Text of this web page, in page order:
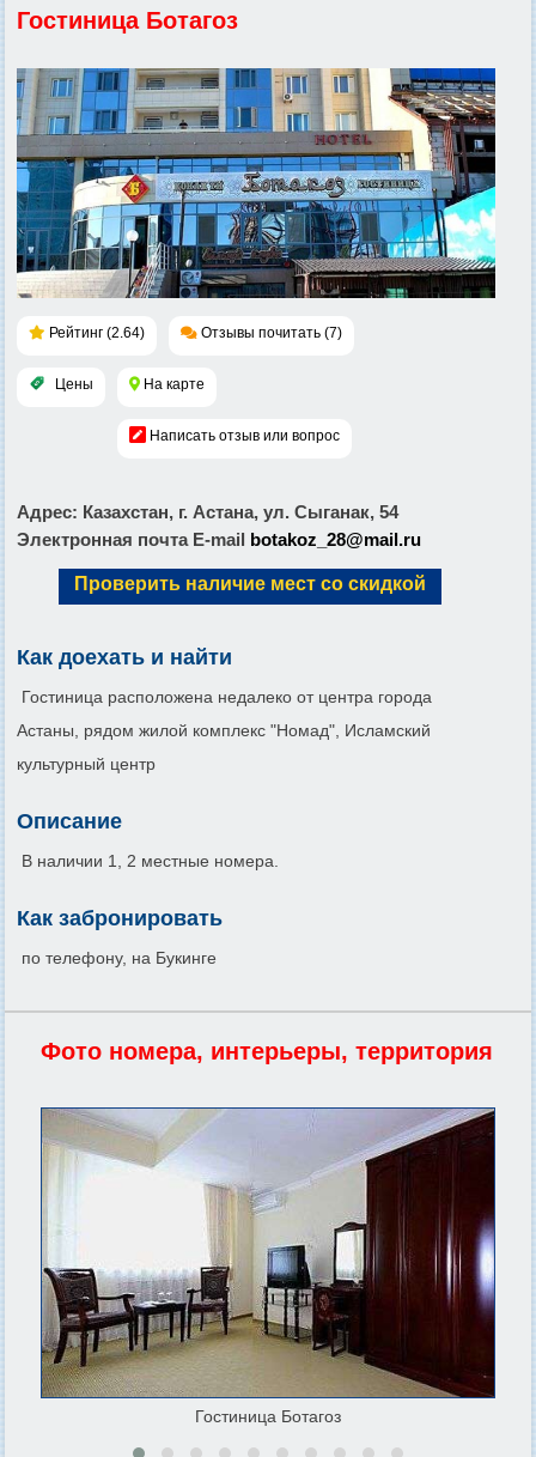
Гостиница Ботагоз
Рейтинг (2.64) Отзывы почитать (7)
Цены На карте
Написать отзыв или вопрос
Адрес: Казахстан, г. Астана, ул. Сыганак, 54
Электронная почта E-mail botakoz_28@mail.ru
Проверить наличие мест со скидкой
Как доехать и найти
Гостиница расположена недалеко от центра города
Астаны, рядом жилой комплекс "Номад", Исламский
культурный центр
Описание
В наличии 1, 2 местные номера.
Как забронировать
по телефону, на Букинге
Фото номера, интерьеры, территория
Гостиница Ботагоз